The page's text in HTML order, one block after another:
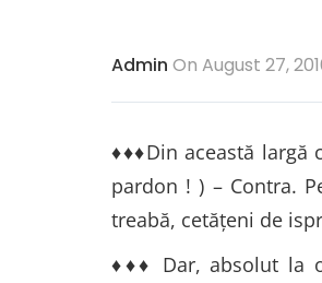
Admin On August 27,
♦♦♦Din această largă
pardon ! ) – Contra.
treabă, cetățeni de
♦♦♦ Dar, absolut la